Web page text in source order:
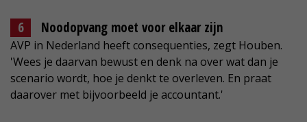
Noodopvang moet voor elkaar zijn
AVP in Nederland heeft consequenties, zegt Houben.
'Wees je daarvan bewust en denk na over wat dan je
scenario wordt, hoe je denkt te overleven. En praat
daarover met bijvoorbeeld je accountant.'